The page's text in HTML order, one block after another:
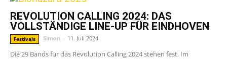
REVOLUTION CALLING 2024: DAS
VOLLSTÄNDIGE LINE-UP FÜR EINDHOVEN
Festivals Simon - 11. Juli 2024
Die 29 Bands für das Revolution Calling 2024 stehen fest. Im